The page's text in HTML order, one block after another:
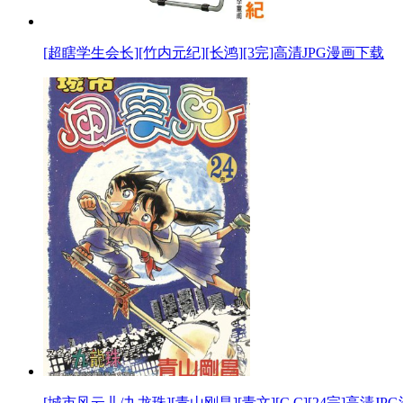
[超瞎学生会长][竹内元纪][长鸿][3完]高清JPG漫画下载